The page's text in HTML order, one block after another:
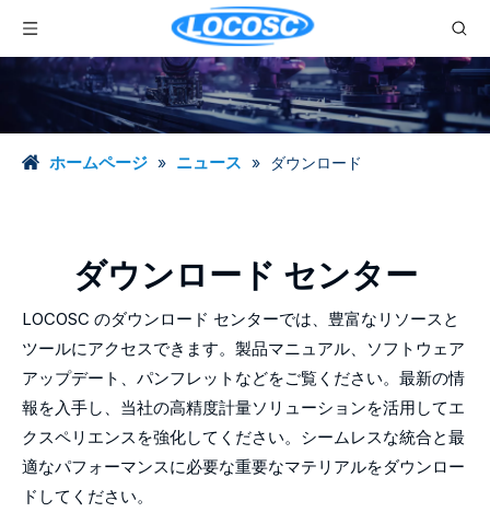
ホームページ » ニュース » ダウンロード
ダウンロード センター
LOCOSC のダウンロード センターでは、豊富なリソースと
ツールにアクセスできます。製品マニュアル、ソフトウェア
アップデート、パンフレットなどをご覧ください。最新の情
報を入手し、当社の高精度計量ソリューションを活用してエ
クスペリエンスを強化してください。シームレスな統合と最
適なパフォーマンスに必要な重要なマテリアルをダウンロー
ドしてください。